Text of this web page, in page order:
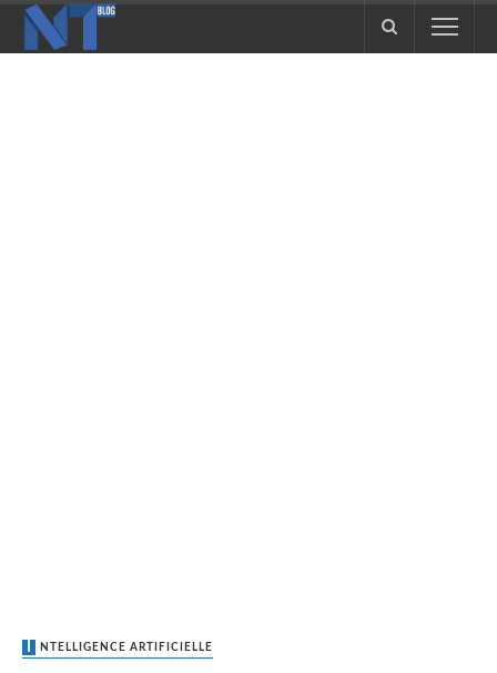
INTELLIGENCE ARTIFICIELLE